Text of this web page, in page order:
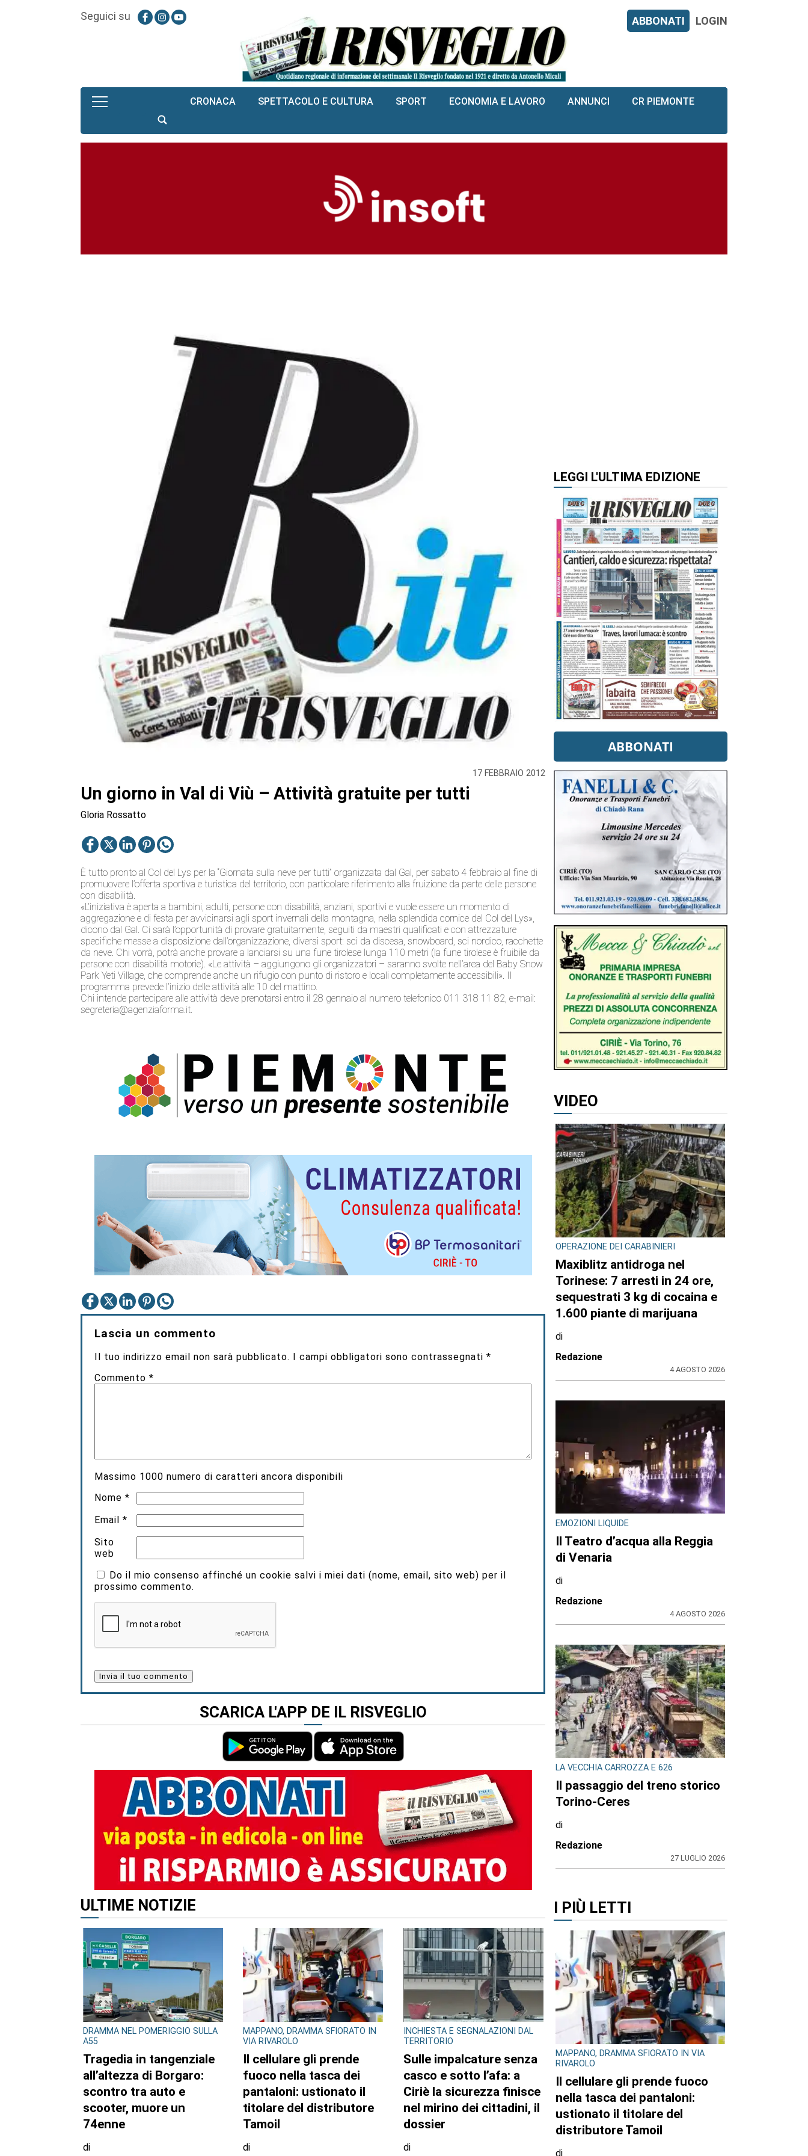
Seguici su ABBONATI LOGIN
CRONACA SPETTACOLO E CULTURA SPORT ECONOMIA E LAVORO ANNUNCI CR PIEMONTE
17 FEBBRAIO 2012
Un giorno in Val di Viù – Attività gratuite per tutti
Gloria Rossatto
È tutto pronto al Col del Lys per la “Giornata sulla neve per tutti” organizzata dal Gal, per sabato 4 febbraio al fine di
promuovere l’offerta sportiva e turistica del territorio, con particolare riferimento alla fruizione da parte delle persone
con disabilità.
«L’iniziativa è aperta a bambini, adulti, persone con disabilità, anziani, sportivi e vuole essere un momento di
aggregazione e di festa per avvicinarsi agli sport invernali della montagna, nella splendida cornice del Col del Lys»,
dicono dal Gal. Ci sarà l’opportunità di provare gratuitamente, seguiti da maestri qualificati e con attrezzature
specifiche messe a disposizione dall’organizzazione, diversi sport: sci da discesa, snowboard, sci nordico, racchette
da neve. Chi vorrà, potrà anche provare a lanciarsi su una fune tirolese lunga 110 metri (la fune tirolese è fruibile da
persone con disabilità motorie). «Le attività – aggiungono gli organizzatori – saranno svolte nell’area del Baby Snow
Park Yeti Village, che comprende anche un rifugio con punto di ristoro e locali completamente accessibili». Il
programma prevede l’inizio delle attività alle 10 del mattino.
Chi intende partecipare alle attività deve prenotarsi entro il 28 gennaio al numero telefonico 011 318 11 82, e-mail:
segreteria@agenziaforma.it.
Lascia un commento
Il tuo indirizzo email non sarà pubblicato. I campi obbligatori sono contrassegnati*
Commento*
Massimo 1000 numero di caratteri ancora disponibili
Nome*
Email*
Sito
web
Do il mio consenso affinché un cookie salvi i miei dati (nome, email, sito web) per il
prossimo commento.
SCARICA L'APP DE IL RISVEGLIO
ALTRI ARTICOLI DI QUESTO AUTORE
CONSIGLIO REGIONALE
Ambiente e conti
pubblici al centro
dell’attività questa
settimana in Consiglio
regionale
di
CONSIGLIO REGIONALE
A Palazzo Lascaris la
mostra “Romano
Gazzera. Nel regno dei
fiori giganti”
di
EDITORIA E COOPERAZIONE
AGCI e FILE: un’alleanza
per tutelare i giornali
locali e no profit
LEGGI L'ULTIMA EDIZIONE
ABBONATI
VIDEO
OPERAZIONE DEI CARABINIERI
Maxiblitz antidroga nel
Torinese: 7 arresti in 24 ore,
sequestrati 3 kg di cocaina e
1.600 piante di marijuana
di
Redazione
4 AGOSTO 2026
EMOZIONI LIQUIDE
Il Teatro d’acqua alla Reggia
di Venaria
di
Redazione
4 AGOSTO 2026
LA VECCHIA CARROZZA E 626
Il passaggio del treno storico
Torino-Ceres
di
Redazione
27 LUGLIO 2026
I PIÙ LETTI
MAPPANO, DRAMMA SFIORATO IN VIA
RIVAROLO
Il cellulare gli prende fuoco
nella tasca dei pantaloni:
ustionato il titolare del
distributore Tamoil
di